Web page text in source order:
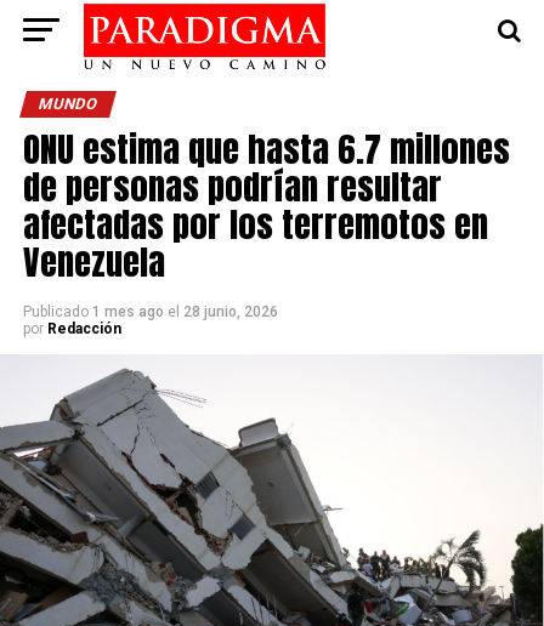
MUNDO
ONU estima que hasta 6.7 millones
de personas podrían resultar
afectadas por los terremotos en
Venezuela
Publicado 1 mes ago el 28 junio, 2026
por Redacción